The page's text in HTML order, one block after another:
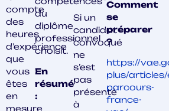
compte
des
heures
d’expérience
que
vous
êtes
en
mesure
du
diplôme
professionnel
choisit.
En
résumé
:
Si un
candidat
convoqué
ne
s’est
pas
présenté
à
Comment
se
préparer
?
https://
plus/
parcours-
france-